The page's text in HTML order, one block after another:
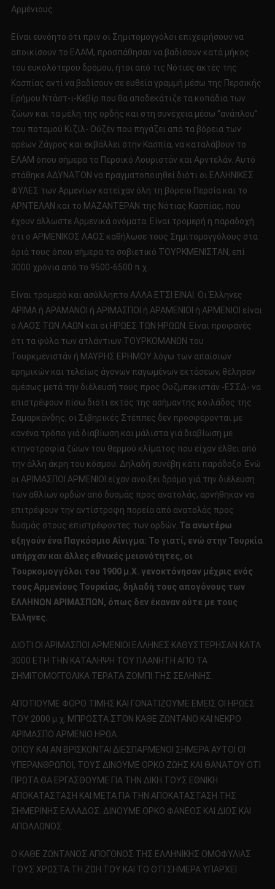
Αρμένιους.
Είναι ευνόητο ότι πριν οι Σημιτομογγόλοι επιχειρήσουν να
αποικίσουν το ΕΛΑΜ, προσπάθησαν να βαδίσουν κατά μήκος
του ευκολότερου δρόμου, ήτοι από τις Νότιες ακτές της
Κασπίας αντί να βαδίσουν σε ευθεία γραμμή μέσω της Περσικής
Ερήμου Ντάστ-ι-Κεβίρ που θα αποδεκάτιζε τα κοπάδια των
ζώων και τα μέλη της ορδής και στη συνέχεια μέσω “ανάπλου”
του ποταμού Κιζίλ- Ούζέν που πηγάζει από τα βόρεια των
ορέων Ζάγρος και εκβάλλει στην Κασπία, να καταλάβουν το
ΕΛΑΜ όπου σήμερα το Περσικό Λουριστάν και Αρντελάν. Αυτό
στάθηκε ΑΔΥΝΑΤΟΝ να πραγματοποιηθεί διότι οι ΕΛΛΗΝΙΚΕΣ
ΦΥΛΕΣ των Αρμενίων κατείχαν όλη τη βόρειο Περσία και το
ΑΡΝΤΕΛΑΝ και το ΜΑΖΑΝΤΕΡΑΝ της Νότιας Κασπίας, που
έχουν άλλωστε Αρμενικά ονόματα. Είναι τρομερή η παραδοχή
ότι ο ΑΡΜΕΝΙΚΟΣ ΛΑΟΣ καθήλωσε τους Σημιτομογγόλους στα
όριά τους όπου σήμερα το σοβιετικό ΤΟΥΡΚΜΕΝΙΣΤΑΝ, επί
3000 χρόνια από το 9500-6500 π.χ.
Είναι τρομερό και ασύλληπτο ΑΛΛΑ ΕΤΣΙ ΕΙΝΑΙ. Οι Έλληνες
ΑΡΙΜΑ ή ΑΡΑΜΑΝΟΙ ή ΑΡΙΜΑΣΠΟΙ ή ΑΡΑΜΕΝΙΟΙ ή ΑΡΜΕΝΙΟΙ είναι
ο ΛΑΟΣ ΤΩΝ ΛΑΩΝ και οι ΗΡΩΕΣ ΤΩΝ ΗΡΩΩΝ. Είναι προφανές
ότι τα φύλα των ατλάντιων ΤΟΥΡΚΟΜΑΝΩΝ του
Τουρκμενιστάν ή ΜΑΥΡΗΣ ΕΡΗΜΟΥ λόγω των απαίσιων
ερημικών και τελείως άγονων παγωμένων εκτάσεων, θέλησαν
αμέσως μετά την διέλευσή τους προς Ουζμπεκιστάν -ΕΣΣΔ- να
επιστρέψουν πίσω διότι εκτός της ασήμαντης κοιλάδος της
Σαμαρκάνδης, οι Σιβηρικές Στέππες δεν προσφέρονται με
κανένα τρόπο γιά διαβίωση και μάλιστα γιά διαβίωση με
κτηνοτροφία ζώων του θερμού κλίματος που είχαν έλθει από
την άλλη άκρη του κόσμου. Δηλαδή συνέβη κάτι παράδοξο. Ενώ
οι ΑΡΙΜΑΣΠΟΙ ΑΡΜΕΝΙΟΙ είχαν ανοίξει δρόμο γιά την διέλευση
των αθλίων ορδών από δυσμάς προς ανατολάς, αρνήθηκαν να
επιτρέψουν την αντίστροφη πορεία από ανατολάς προς
δυσμάς στους επιστρέφοντες των ορδών. Τα ανωτέρω
εξηγούν ένα Παγκόσμιο Αίνιγμα: Το γιατί, ενώ στην Τουρκία
υπήρχαν και άλλες εθνικές μειονότητες, οι
Τουρκομογγόλοι του 1900 μ.Χ. γενοκτόνησαν μέχρις ενός
τους Αρμενίους Τουρκίας, δηλαδή τους απογόνους των
ΕΛΛΗΝΩΝ ΑΡΙΜΑΣΠΩΝ, όπως δεν έκαναν ούτε με τους
Έλληνες.
ΔΙΟΤΙ ΟΙ ΑΡΙΜΑΣΠΟΙ ΑΡΜΕΝΙΟΙ ΕΛΛΗΝΕΣ ΚΑΘΥΣΤΕΡΗΣΑΝ ΚΑΤΑ
3000 ΕΤΗ ΤΗΝ ΚΑΤΑΛΗΨΗ ΤΟΥ ΠΛΑΝΗΤΗ ΑΠΟ ΤΑ
ΣΗΜΙΤΟΜΟΓΓΟΛΙΚΑ ΤΕΡΑΤΑ ΖΟΜΠΙ ΤΗΣ ΣΕΛΗΝΗΣ.
ΑΠΟΤΙΟΥΜΕ ΦΟΡΟ ΤΙΜΗΣ ΚΑΙ ΓΟΝΑΤΙΖΟΥΜΕ ΕΜΕΙΣ ΟΙ ΗΡΩΕΣ
ΤΟΥ 2000 μ.χ. ΜΠΡΟΣΤΑ ΣΤΟΝ ΚΑΘΕ ΖΩΝΤΑΝΟ ΚΑΙ ΝΕΚΡΟ
ΑΡΙΜΑΣΠΟ ΑΡΜΕΝΙΟ ΗΡΩΑ.
ΟΠΟΥ ΚΑΙ ΑΝ ΒΡΙΣΚΟΝΤΑΙ ΔΙΕΣΠΑΡΜΕΝΟΙ ΣΗΜΕΡΑ ΑΥΤΟΙ ΟΙ
ΥΠΕΡΑΝΘΡΩΠΟΙ, ΤΟΥΣ ΔΙΝΟΥΜΕ ΟΡΚΟ ΖΩΗΣ ΚΑΙ ΘΑΝΑΤΟΥ ΟΤΙ
ΠΡΩΤΑ ΘΑ ΕΡΓΑΣΘΟΥΜΕ ΓΙΑ ΤΗΝ ΔΙΚΗ ΤΟΥΣ ΕΘΝΙΚΗ
ΑΠΟΚΑΤΑΣΤΑΣΗ ΚΑΙ ΜΕΤΑ ΓΙΑ ΤΗΝ ΑΠΟΚΑΤΑΣΤΑΣΗ ΤΗΣ
ΣΗΜΕΡΙΝΗΣ ΕΛΛΑΔΟΣ. ΔΙΝΟΥΜΕ ΟΡΚΟ ΦΑΝΕΟΣ ΚΑΙ ΔΙΟΣ ΚΑΙ
ΑΠΟΛΛΩΝΟΣ.
Ο ΚΑΘΕ ΖΩΝΤΑΝΟΣ ΑΠΟΓΟΝΟΣ ΤΗΣ ΕΛΛΗΝΙΚΗΣ ΟΜΟΦΥΛΙΑΣ
ΤΟΥΣ ΧΡΩΣΤΑ ΤΗ ΖΩΗ ΤΟΥ ΚΑΙ ΤΟ ΟΤΙ ΣΗΜΕΡΑ ΥΠΑΡΧΕΙ.